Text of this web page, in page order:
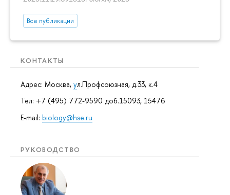
Все публикации
КОНТАКТЫ
Адрес: Москва, ул.Профсоюзная, д.33, к.4
Тел: +7 (495) 772-9590 доб.15093, 15476
E-mail: biology@hse.ru
РУКОВОДСТВО